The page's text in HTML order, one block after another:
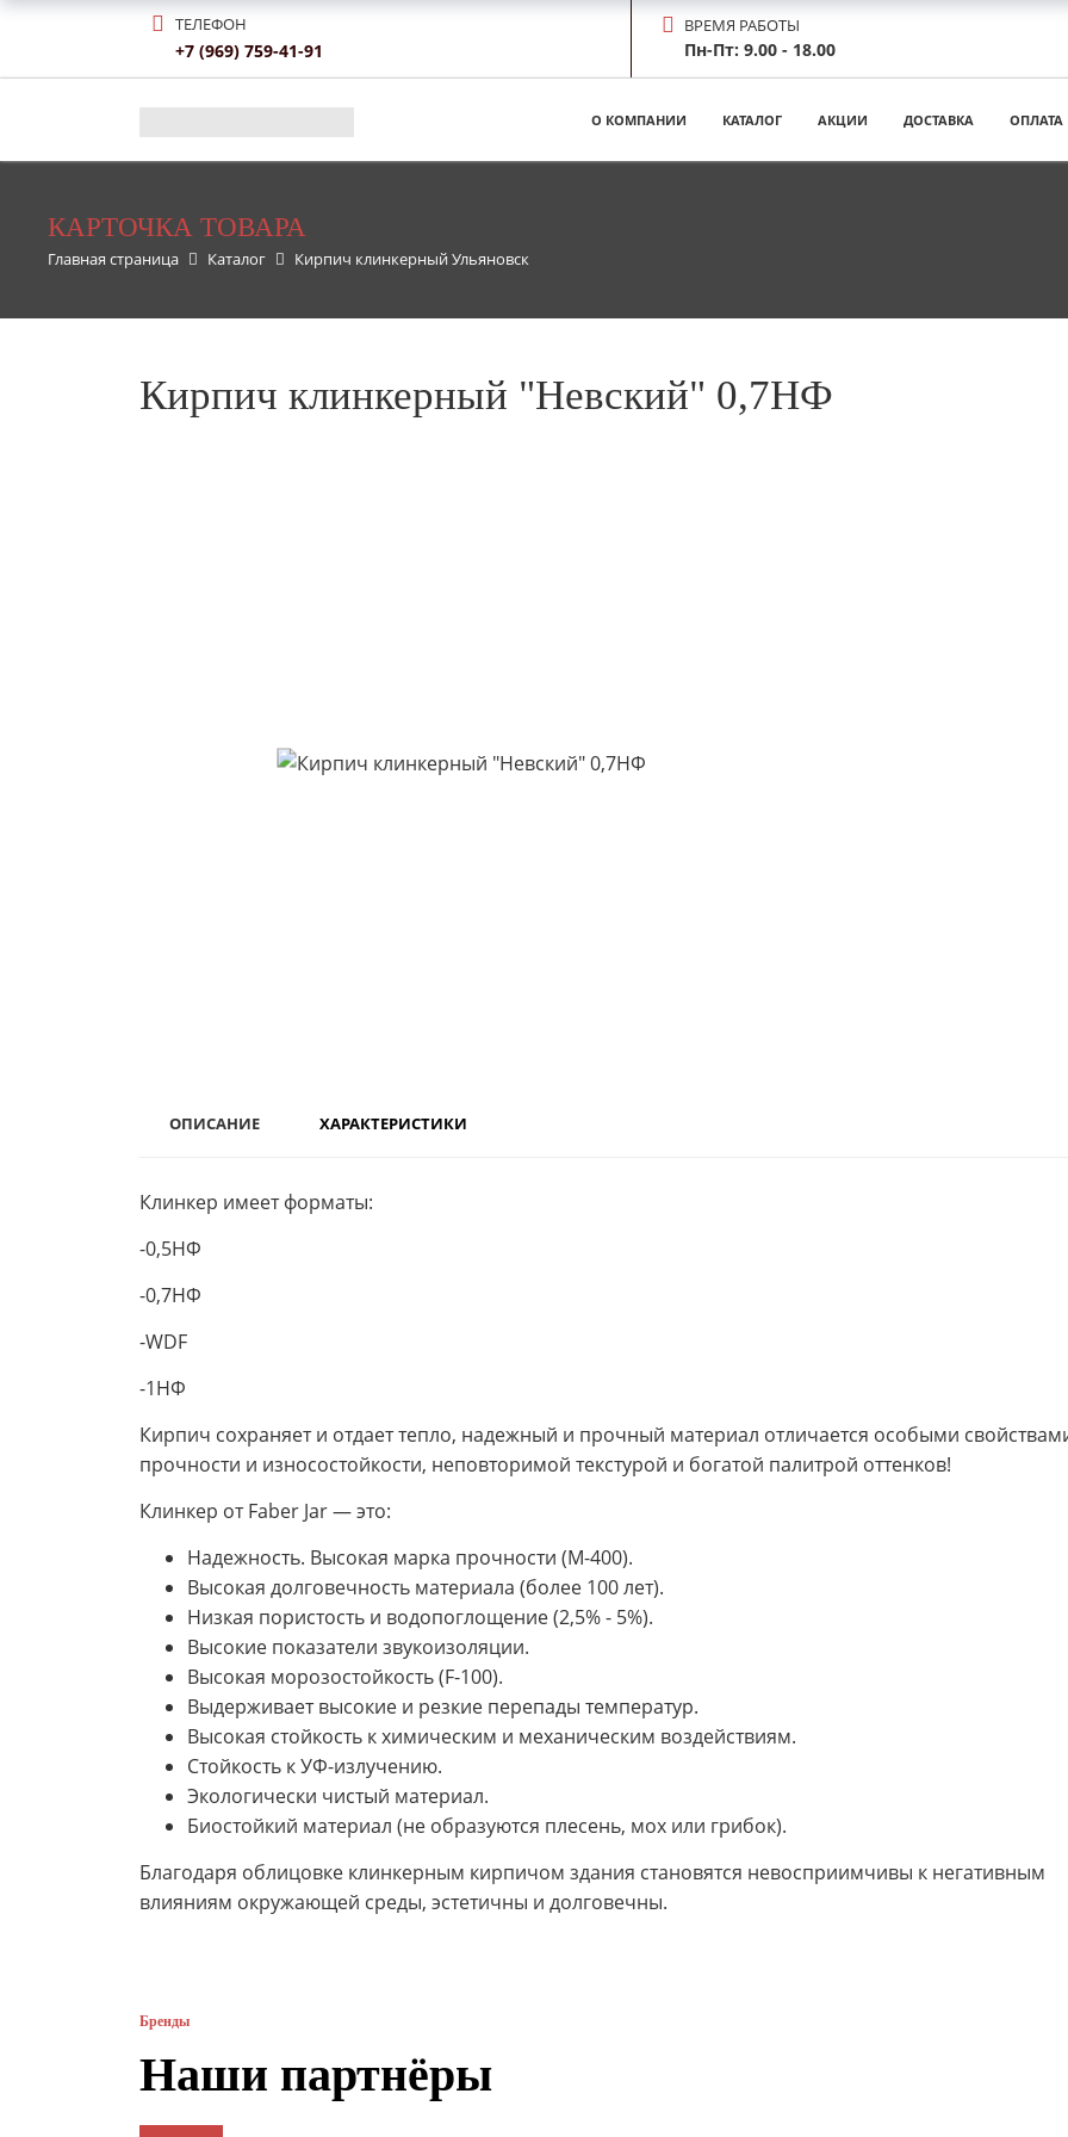
ТЕЛЕФОН
+7 (969) 759-41-91
ВРЕМЯ РАБОТЫ
Пн-Пт: 9.00 - 18.00
О КОМПАНИИ КАТАЛОГ АКЦИИ ДОСТАВКА ОПЛАТА
КАРТОЧКА ТОВАРА
Главная страница Каталог Кирпич клинкерный Ульяновск
Кирпич клинкерный "Невский" 0,7НФ
ОПИСАНИЕ ХАРАКТЕРИСТИКИ
Клинкер имеет форматы:
-0,5НФ
-0,7НФ
-WDF
-1НФ
Кирпич сохраняет и отдает тепло, надежный и прочный материал отличается особыми
прочности и износостойкости, неповторимой текстурой и богатой палитрой оттенков!
Клинкер от Faber Jar — это:
Надежность. Высокая марка прочности (M-400).
Высокая долговечность материала (более 100 лет).
Низкая пористость и водопоглощение (2,5% - 5%).
Высокие показатели звукоизоляции.
Высокая морозостойкость (F-100).
Выдерживает высокие и резкие перепады температур.
Высокая стойкость к химическим и механическим воздействиям.
Стойкость к УФ-излучению.
Экологически чистый материал.
Биостойкий материал (не образуются плесень, мох или грибок).
Благодаря облицовке клинкерным кирпичом здания становятся невосприимчивы к негативным
влияниям окружающей среды, эстетичны и долговечны.
Бренды
Наши партнёры